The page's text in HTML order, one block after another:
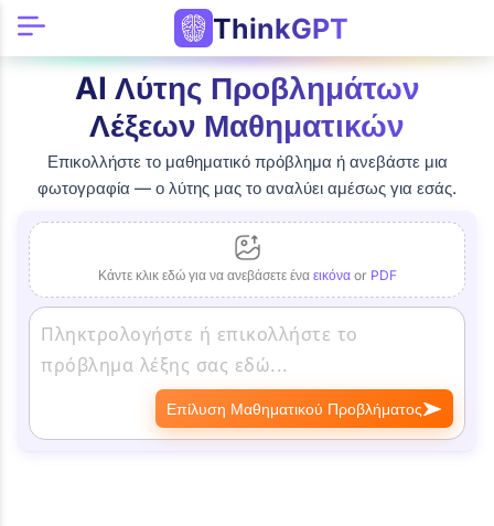
ThinkGPT
AI Λύτης Προβλημάτων
Λέξεων Μαθηματικών
Επικολλήστε το μαθηματικό πρόβλημα ή ανεβάστε μια
φωτογραφία — ο λύτης μας το αναλύει αμέσως για εσάς.
Κάντε κλικ εδώ για να ανεβάσετε ένα εικόναor PDF
Επίλυση Μαθηματικού Προβλήματος